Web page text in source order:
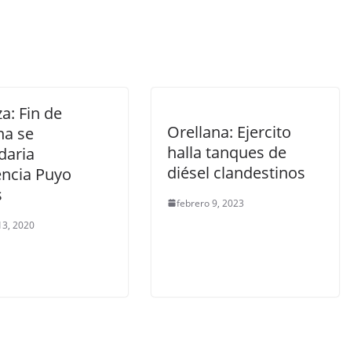
Fin de
se
Puyo
2020
Orellana: Ejercito
halla tanques de
diésel clandestinos
febrero 9, 2023